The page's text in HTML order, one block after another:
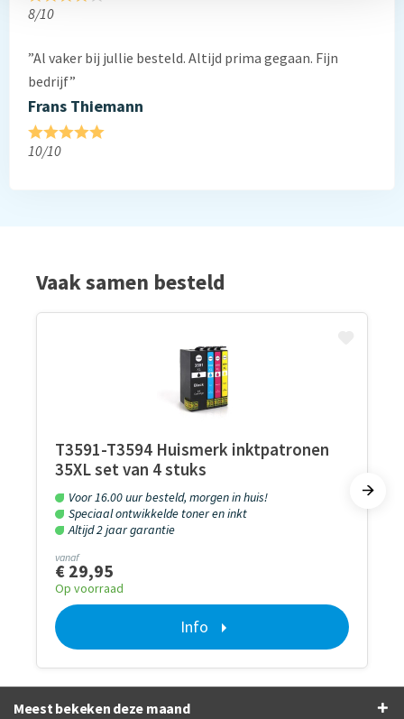
8/10
”Al vaker bij jullie besteld. Altijd prima gegaan. Fijn
bedrijf”
Frans Thiemann
10/10
Vaak samen besteld
T3591-T3594 Huismerk inktpatronen
35XL set van 4 stuks
Voor 16.00 uur besteld, morgen in huis!
Speciaal ontwikkelde toner en inkt
Altijd 2 jaar garantie
vanaf
€ 29,95
Op voorraad
Info
Meest bekeken deze maand